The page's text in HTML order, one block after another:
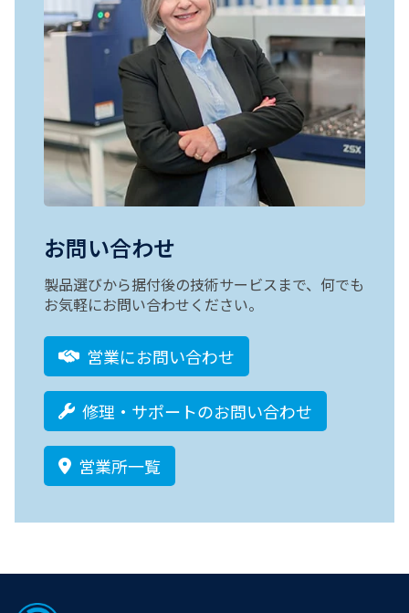
お問い合わせ
製品選びから据付後の技術サービスまで、何でも
お気軽にお問い合わせください。
営業にお問い合わせ
修理・サポートのお問い合わせ
営業所一覧
Footer